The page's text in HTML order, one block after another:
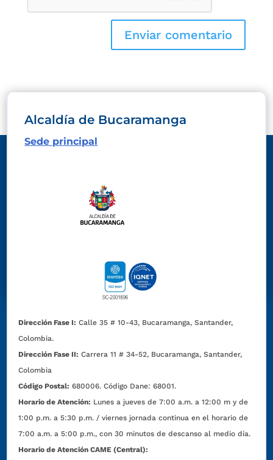
Alcaldía de Bucaramanga
Sede principal
Dirección Fase I: Calle 35 # 10-43, Bucaramanga, Santander,
Colombia.
Dirección Fase II: Carrera 11 # 34-52, Bucaramanga, Santander,
Colombia
Código Postal: 680006. Código Dane: 68001.
Horario de Atención: Lunes a jueves de 7:00 a.m. a 12:00 m y de
1:00 p.m. a 5:30 p.m. / viernes jornada continua en el horario de
7:00 a.m. a 5:00 p.m., con 30 minutos de descanso al medio día.
Horario de Atención CAME (Central):